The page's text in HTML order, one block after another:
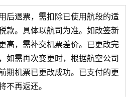
后退票，需扣除已使用航段的适
款。具体以航司为准。 如改签新
高，需补交机票差价。已更改完
如需再次变更时，根据航空公司
期机票已更改成功。已支付的更
不再返还。